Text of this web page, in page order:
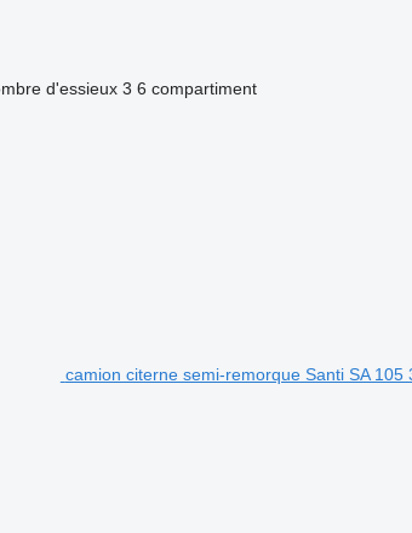
d'essieux 3 6 compartiment
camion citerne semi-remorque Santi SA